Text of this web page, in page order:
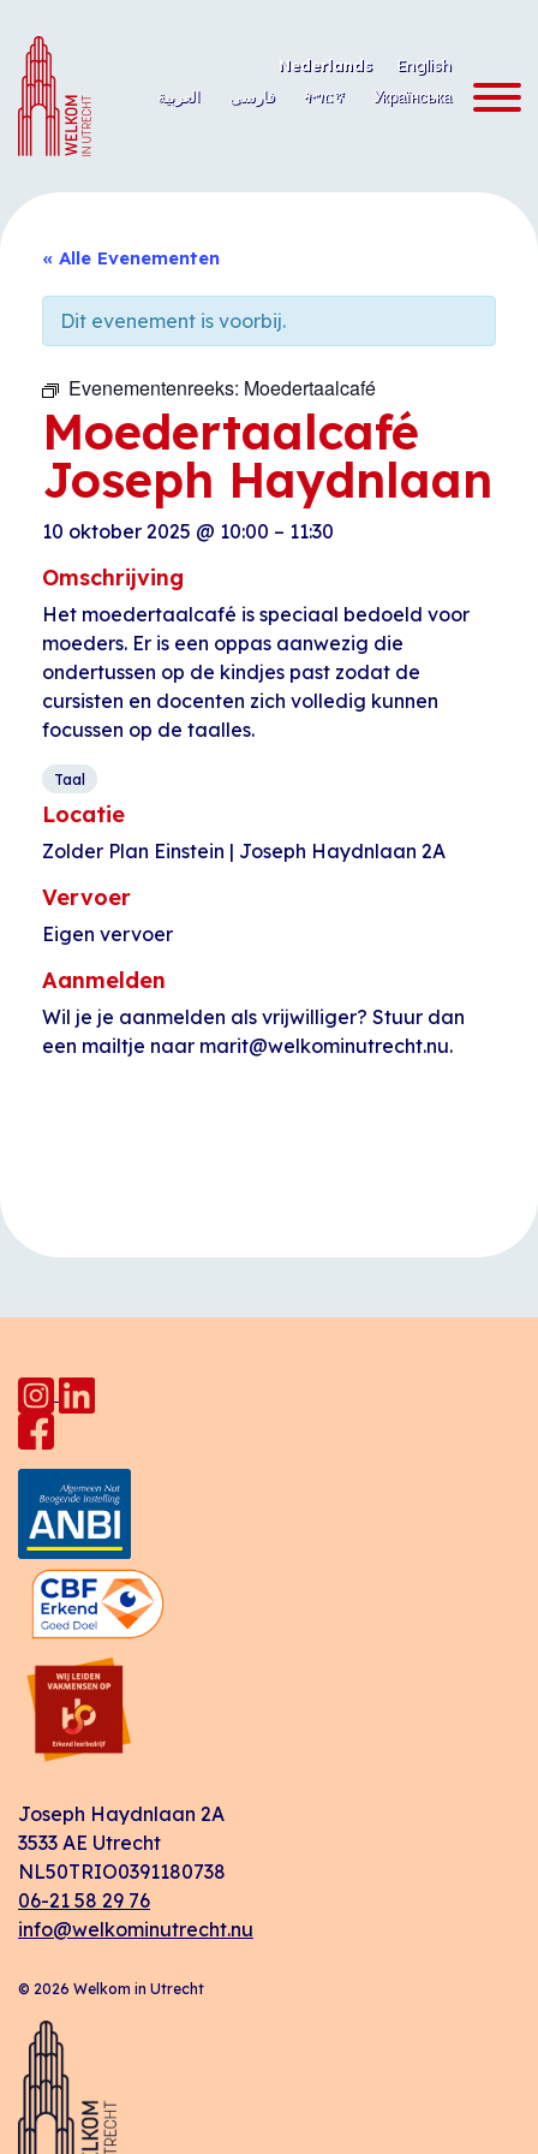
naar
de
inhoud
Nederlands
English
العربية
فارسی ትግርኛ Українська
« Alle Evenementen
Dit evenement is voorbij.
Evenementenreeks: Moedertaalcafé
Moedertaalcafé
Joseph Haydnlaan
10 oktober 2025 @ 10:00 – 11:30
Omschrijving
Het moedertaalcafé is speciaal bedoeld voor
moeders. Er is een oppas aanwezig die
ondertussen op de kindjes past zodat de
cursisten en docenten zich volledig kunnen
focussen op de taalles.
Taal
Locatie
Zolder Plan Einstein | Joseph Haydnlaan 2A
Vervoer
Eigen vervoer
Aanmelden
Wil je je aanmelden als vrijwilliger? Stuur dan
een mailtje naar marit@welkominutrecht.nu.
Joseph Haydnlaan 2A
3533 AE Utrecht
NL50TRIO0391180738
06-21 58 29 76
info@welkominutrecht.nu
© 2026 Welkom in Utrecht